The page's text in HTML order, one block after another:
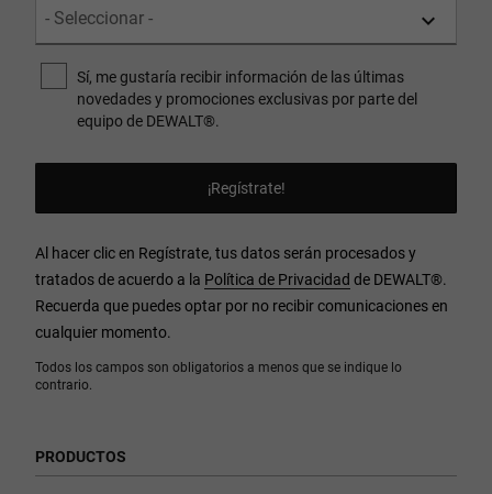
Todos los campos son obligatorios a menos que se indique lo
contrario.
Sí, me gustaría recibir información de las últimas
novedades y promociones exclusivas por parte del
equipo de DEWALT®.
Al hacer clic en Regístrate, tus datos serán procesados y
tratados de acuerdo a la Política de Privacidad de DEWALT®.
Recuerda que puedes optar por no recibir comunicaciones en
cualquier momento.
PRODUCTOS